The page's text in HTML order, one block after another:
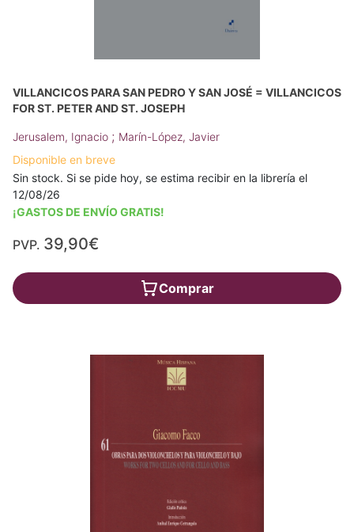
VILLANCICOS PARA SAN PEDRO Y SAN JOSÉ = VILLANCICOS
FOR ST. PETER AND ST. JOSEPH
Jerusalem, Ignacio ; Marín-López, Javier
Disponible en breve
Sin stock. Si se pide hoy, se estima recibir en la librería el
12/08/26
¡GASTOS DE ENVÍO GRATIS!
PVP. 39,90€
Comprar